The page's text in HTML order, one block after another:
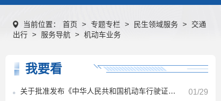
当前位置： 首页 > 专题专栏 > 民生领域服务 >
交通
出行 > 服务导航 > 机动车业务
我要看
关于批准发布《中华人民共和国机动车行驶证》等28项公共安全行业标准的公告 01/29